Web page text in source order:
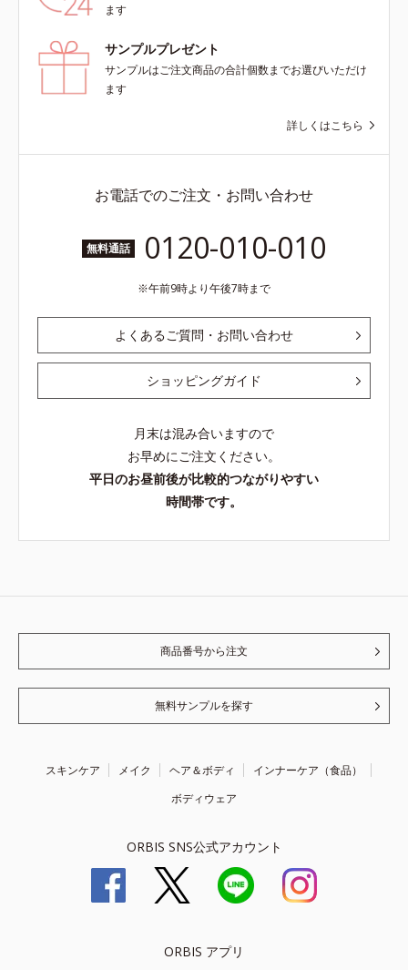
ます
サンプルプレゼント
サンプルはご注文商品の合計個数までお選びいただけ
ます
詳しくはこちら
お電話でのご注文・お問い合わせ
無料通話 0120-010-010
午前9時より午後7時まで
よくあるご質問・お問い合わせ
ショッピングガイド
月末は混み合いますので
お早めにご注文ください。
平日のお昼前後が比較的つながりやすい
時間帯です。
商品番号から注文
無料サンプルを探す
スキンケア メイク ヘア＆ボディ
インナーケア（食品）
ボディウェア
ORBIS SNS公式アカウント
ORBIS アプリ